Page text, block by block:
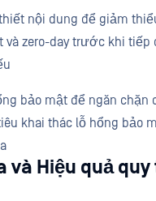
nội dung để giảm
và zero-day trước khi tiếp
bảo mật để ngăn chặn
khai thác lỗ hổng bảo
và Hiệu quả